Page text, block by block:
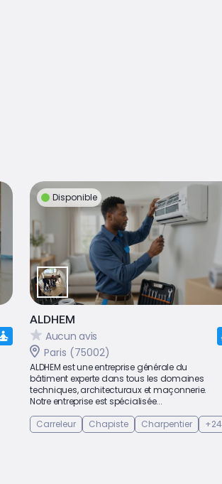
Disponible
ALDHEM
Aucun avis
Paris (75002)
ALDHEM est une entreprise générale du
bâtiment experte dans tous les domaines
techniques, architecturaux et maçonnerie.
Notre entreprise est spécialisée...
Carreleur
Chapiste Charpentier +24